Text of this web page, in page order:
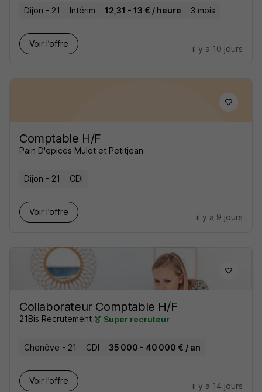
Dijon - 21 Intérim 12,31 - 13 € / heure 3 mois
Voir l’offre
il y a 10 jours
Comptable H/F
Pain D'epices Mulot et Petitjean
Dijon - 21 CDI
Voir l’offre
il y a 9 jours
Collaborateur Comptable H/F
21Bis Recrutement Super recruteur
Chenôve - 21 CDI 35 000 - 40 000 € / an
Voir l’offre
il y a 14 jours